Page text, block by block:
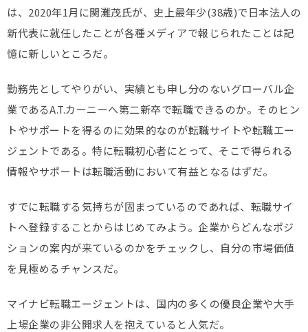
は、2020年1月に関灘茂氏が、史上最年少(38歳)で日本法人の
新代表に就任したことが各種メディアで報じられたことは記
憶に新しいところだ。
勤務先としてやりがい、実績とも申し分のないグローバル企
業であるA.T.カーニーへ第二新卒で転職できるのか。そのヒン
トやサポートを得るのに効果的なのが転職サイトや転職エー
ジェントである。特に転職初心者にとって、そこで得られる
情報やサポートは転職活動において有益となるはずだ。
すでに転職する気持ちが固まっているのであれば、転職サイ
トへ登録することからはじめてみよう。企業からどんなポジ
ションの案内が来ているのかをチェックし、自分の市場価値
を見極めるチャンスだ。
マイナビ転職エージェントは、国内の多くの優良企業や大手
上場企業の非公開求人を抱えていると人気だ。